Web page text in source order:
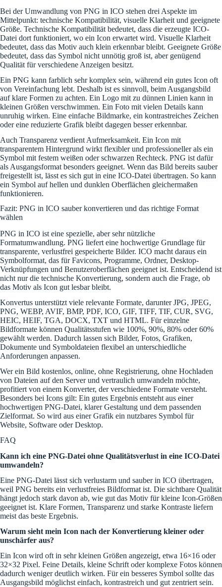
Bei der Umwandlung von PNG in ICO stehen drei Aspekte im
Mittelpunkt: technische Kompatibilität, visuelle Klarheit und geeignete
Größe. Technische Kompatibilität bedeutet, dass die erzeugte ICO-
Datei dort funktioniert, wo ein Icon erwartet wird. Visuelle Klarheit
bedeutet, dass das Motiv auch klein erkennbar bleibt. Geeignete Größe
bedeutet, dass das Symbol nicht unnötig groß ist, aber genügend
Qualität für verschiedene Anzeigen besitzt.
Ein PNG kann farblich sehr komplex sein, während ein gutes Icon oft
von Vereinfachung lebt. Deshalb ist es sinnvoll, beim Ausgangsbild
auf klare Formen zu achten. Ein Logo mit zu dünnen Linien kann in
kleinen Größen verschwimmen. Ein Foto mit vielen Details kann
unruhig wirken. Eine einfache Bildmarke, ein kontrastreiches Zeichen
oder eine reduzierte Grafik bleibt dagegen besser erkennbar.
Auch Transparenz verdient Aufmerksamkeit. Ein Icon mit
transparentem Hintergrund wirkt flexibler und professioneller als ein
Symbol mit festem weißen oder schwarzen Rechteck. PNG ist dafür
als Ausgangsformat besonders geeignet. Wenn das Bild bereits sauber
freigestellt ist, lässt es sich gut in eine ICO-Datei übertragen. So kann
ein Symbol auf hellen und dunklen Oberflächen gleichermaßen
funktionieren.
Fazit: PNG in ICO sauber konvertieren und das richtige Format
wählen
PNG in ICO ist eine spezielle, aber sehr nützliche
Formatumwandlung. PNG liefert eine hochwertige Grundlage für
transparente, verlustfrei gespeicherte Bilder. ICO macht daraus ein
Symbolformat, das für Favicons, Programme, Ordner, Desktop-
Verknüpfungen und Benutzeroberflächen geeignet ist. Entscheidend ist
nicht nur die technische Konvertierung, sondern auch die Frage, ob
das Motiv als Icon gut lesbar bleibt.
Konvertus unterstützt viele relevante Formate, darunter JPG, JPEG,
PNG, WEBP, AVIF, BMP, PDF, ICO, GIF, TIFF, TIF, CUR, SVG,
HEIC, HEIF, TGA, DOCX, TXT und HTML. Für einzelne
Bildformate können Qualitätsstufen wie 100%, 90%, 80% oder 60%
gewählt werden. Dadurch lassen sich Bilder, Fotos, Grafiken,
Dokumente und Symboldateien flexibel an unterschiedliche
Anforderungen anpassen.
Wer ein Bild kostenlos, online, ohne Registrierung, ohne Hochladen
von Dateien auf den Server und vertraulich umwandeln möchte,
profitiert von einem Konverter, der verschiedene Formate versteht.
Besonders bei Icons gilt: Ein gutes Ergebnis entsteht aus einer
hochwertigen PNG-Datei, klarer Gestaltung und dem passenden
Zielformat. So wird aus einer Grafik ein nutzbares Symbol für
Website, Software oder Desktop.
FAQ
Kann ich eine PNG-Datei ohne Qualitätsverlust in eine ICO-Datei
umwandeln?
Eine PNG-Datei lässt sich verlustarm und sauber in ICO übertragen,
weil PNG bereits ein verlustfreies Bildformat ist. Die sichtbare Qualität
hängt jedoch stark davon ab, wie gut das Motiv für kleine Icon-Größen
geeignet ist. Klare Formen, Transparenz und starke Kontraste liefern
meist das beste Ergebnis.
Warum sieht mein Icon nach der Konvertierung kleiner oder
unschärfer aus?
Ein Icon wird oft in sehr kleinen Größen angezeigt, etwa 16×16 oder
32×32 Pixel. Feine Details, kleine Schrift oder komplexe Fotos können
dadurch weniger deutlich wirken. Für ein besseres Symbol sollte das
Ausgangsbild möglichst einfach, kontrastreich und gut zentriert sein.